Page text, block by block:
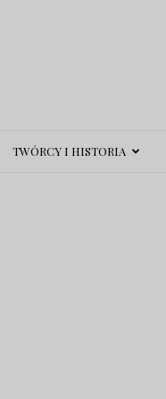
TWÓRCY I HISTORIA